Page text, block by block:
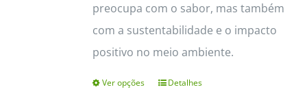
preocupa com o sabor, mas também
com a sustentabilidade e o impacto
positivo no meio ambiente.
Ver opções
ThisDetalhes